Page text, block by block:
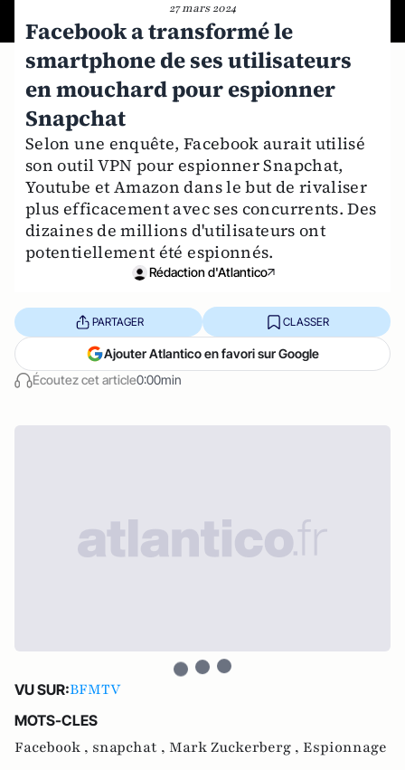
27 mars 2024
Facebook a transformé le
smartphone de ses utilisateurs
en mouchard pour espionner
Snapchat
Selon une enquête, Facebook aurait utilisé
son outil VPN pour espionner Snapchat,
Youtube et Amazon dans le but de rivaliser
plus efficacement avec ses concurrents. Des
dizaines de millions d'utilisateurs ont
potentiellement été espionnés.
Rédaction d'Atlantico
Écoutez cet article0:00min
PARTAGER CLASSER
Ajouter Atlantico en favori sur Google
VU SUR:BFMTV
MOTS-CLES
Facebook , snapchat , Mark Zuckerberg , Espionnage